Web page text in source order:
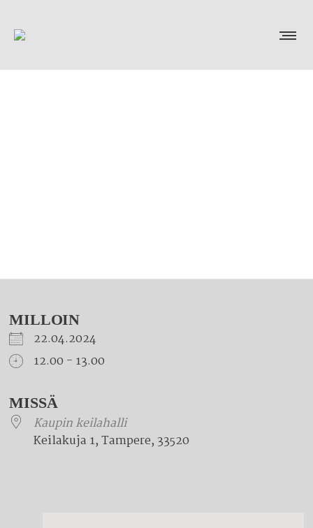
MILLOIN
22.04.2024
12.00 - 13.00
Download ICS
MISSÄ
Kaupin keilahalli
Keilakuja 1, Tampere, 33520